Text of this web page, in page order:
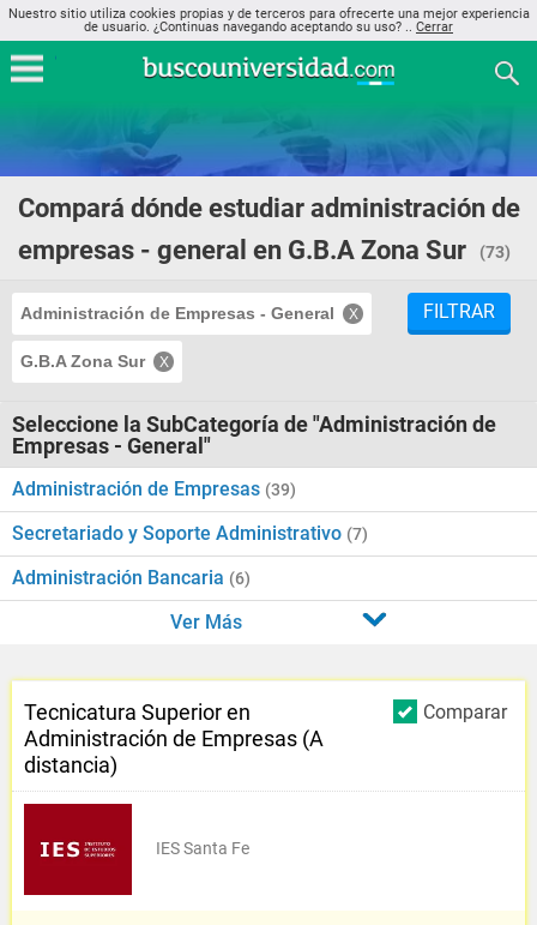
Nuestro sitio utiliza cookies propias y de terceros para ofrecerte una mejor experiencia
de usuario. ¿Continuas navegando aceptando su uso? .. Cerrar
Compará dónde estudiar administración de
empresas - general en G.B.A Zona Sur
(73)
Administración de Empresas - General
G.B.A Zona Sur
FILTRAR
Seleccione la SubCategoría de "Administración de
Empresas - General"
Administración de Empresas (39)
Secretariado y Soporte Administrativo (7)
Administración Bancaria (6)
Ver Más
Comparar
Tecnicatura Superior en
Administración de Empresas (A
distancia)
IES Santa Fe